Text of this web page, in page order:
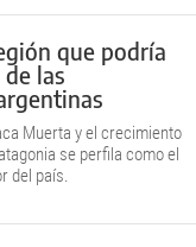
que podría
las
Muerta y el crecimiento
se perfila como el
del país.